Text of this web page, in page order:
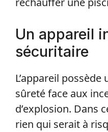
Un appareil
sécuritaire
L’appareil
sûreté face aux
d’explosion. Dans
rien qui serait à